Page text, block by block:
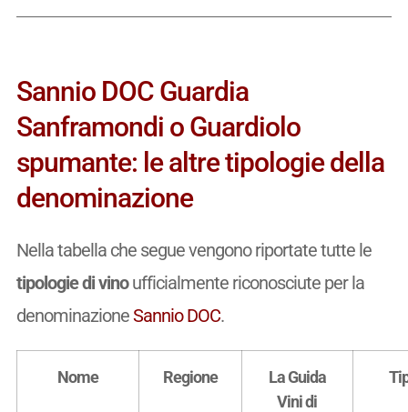
Sannio DOC Guardia
Sanframondi o Guardiolo
spumante: le altre tipologie della
denominazione
Nella tabella che segue vengono riportate tutte le
tipologie di vinoufficialmente riconosciute per la
denominazioneSannio DOC.
Nome Regione
La Guida
Vini di